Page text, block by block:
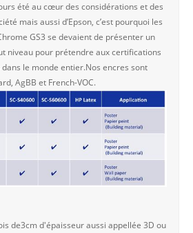
été au cœur des considérations et des
mais aussi d’Epson, c’est pourquoi les
GS3 se devaient de présenter un
niveau pour prétendre aux certifications
le monde entier.Nos encres sont
AgBB et French-VOC.
de3cm d'épaisseur aussi appellée 3D ou